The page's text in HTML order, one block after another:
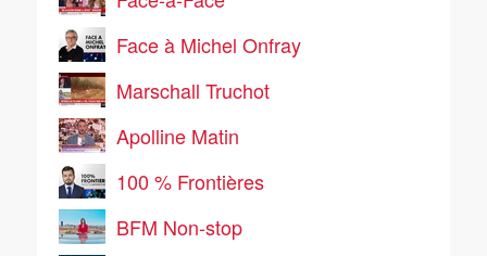
Face à Michel Onfray
Marschall Truchot
Apolline Matin
100 % Frontières
BFM Non-stop